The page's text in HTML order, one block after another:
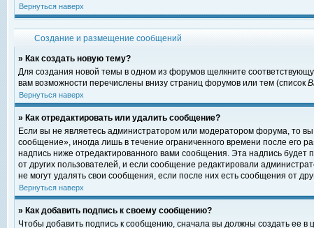
Вернуться наверх
Создание и размещение сообщений
» Как создать новую тему?
Для создания новой темы в одном из форумов щелкните
вам возможности перечислены внизу страниц форумов или тем (список
Вернуться наверх
» Как отредактировать или удалить сообщение?
Если вы не являетесь администратором или модератором форума, то
сообщение», иногда лишь в течение ограниченного времени после
надпись ниже отредактированного вами сообщения. Эта надпись
от других пользователей, и если сообщение редактировали
не могут удалять свои сообщения, если после них есть сообщения от
Вернуться наверх
» Как добавить подпись к своему сообщению?
Чтобы добавить подпись к сообщению, сначала вы должны создать ее